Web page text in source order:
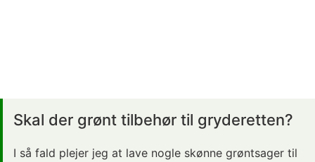
Skal der grønt tilbehør til gryderetten?
I så fald plejer jeg at lave nogle skønne grøntsager til